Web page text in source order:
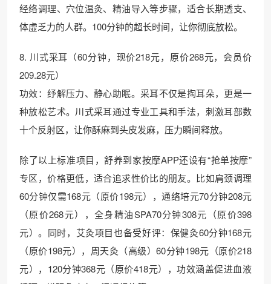
经络调理、穴位温灸、精油导入等步骤，适合长期透支、
体虚乏力的人群。100分钟的超长时间，让你彻底放松。
8. 川式采耳（60分钟，现价218元，原价268元，会员价
209.28元）
功效：纾解压力、静心助眠。采耳不仅是掏耳朵，更是一
种放松艺术。川式采耳通过专业工具和手法，刺激耳部数
十个反射区，让你酥麻到头皮发麻，压力瞬间释放。
除了以上标准项目，舒养到家按摩APP还设有“抢单按摩”
专区，价格更低，适合追求性价比的朋友。比如肩颈调理
60分钟仅需168元（原价198元），通络培元70分钟208元
（原价268元），全身精油SPA70分钟308元（原价398
元）。同时，艾灸项目也备受好评：保健灸60分钟168元
（原价198元），周天灸（高级）60分钟198元（原价218
元），120分钟368元（原价418元），功效涵盖促进血液